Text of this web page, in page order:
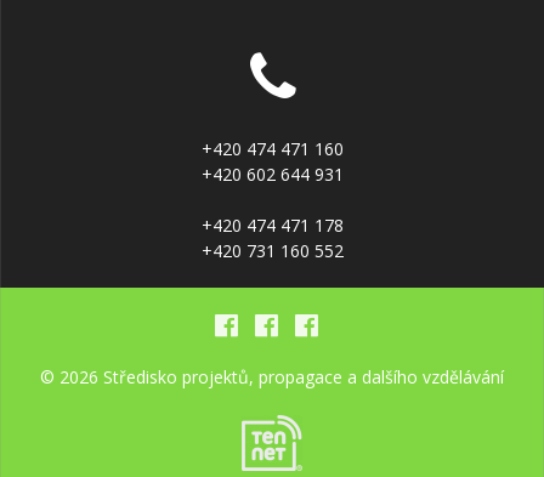
+420 474 471 160
+420 602 644 931
+420 474 471 178
+420 731 160 552
© 2026 Středisko projektů, propagace a dalšího vzdělávání